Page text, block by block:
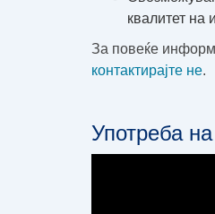
квалитет на
За повеќе
контактирајте не.
Употреба